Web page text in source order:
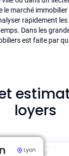
marché immobilier
rapidement les
Dans les
est faite par
loyers